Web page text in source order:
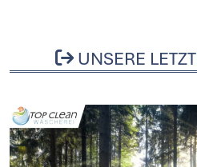
UNSERE